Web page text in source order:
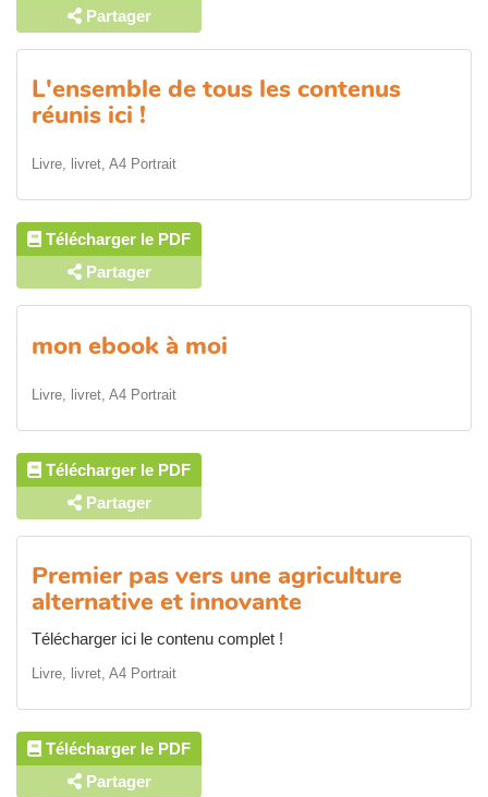
Partager
L'ensemble de tous les contenus
réunis ici !
Livre, livret, A4 Portrait
Télécharger le PDF
Partager
mon ebook à moi
Livre, livret, A4 Portrait
Télécharger le PDF
Partager
Premier pas vers une agriculture
alternative et innovante
Télécharger ici le contenu complet !
Livre, livret, A4 Portrait
Télécharger le PDF
Partager